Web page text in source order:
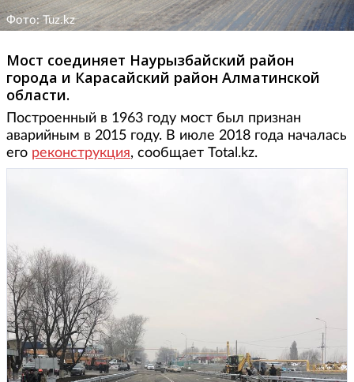
Фото: Tuz.kz
Мост соединяет Наурызбайский район
города и Карасайский район Алматинской
области.
Построенный в 1963 году мост был признан
аварийным в 2015 году. В июле 2018 года началась
его реконструкция, сообщает Total.kz.